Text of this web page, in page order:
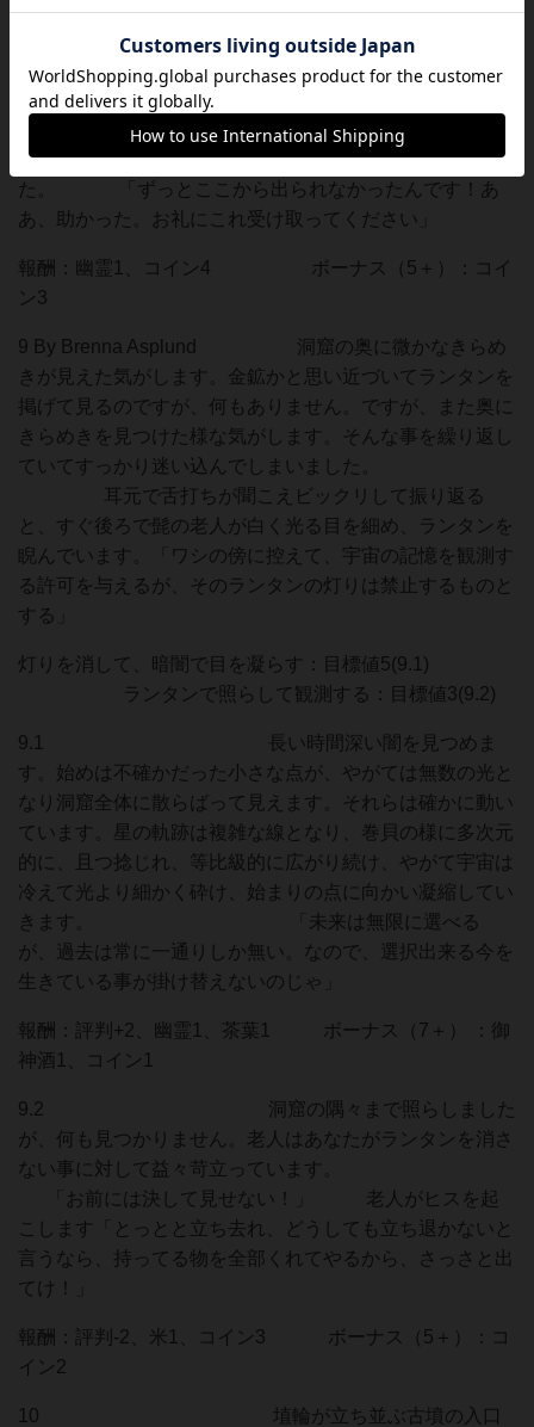
8.2 手探りで泥の中をまさぐる
と、何かに手首を掴まれます。驚いて手を引くと、泥の中
からあなたの手首を掴んだままの骸骨が飛び出して来まし
た。 「ずっとここから出られなかったんです！あ
あ、助かった。お礼にこれ受け取ってください」
報酬：幽霊1、コイン4 ボーナス（5＋）：コイ
ン3
9 By Brenna Asplund 洞窟の奥に微かなきらめ
きが見えた気がします。金鉱かと思い近づいてランタンを
掲げて見るのですが、何もありません。ですが、また奥に
きらめきを見つけた様な気がします。そんな事を繰り返し
ていてすっかり迷い込んでしまいました。
耳元で舌打ちが聞こえビックリして振り返る
と、すぐ後ろで髭の老人が白く光る目を細め、ランタンを
睨んでいます。「ワシの傍に控えて、宇宙の記憶を観測す
る許可を与えるが、そのランタンの灯りは禁止するものと
する」
灯りを消して、暗闇で目を凝らす：目標値5(9.1)
ランタンで照らして観測する：目標値3(9.2)
9.1 長い時間深い闇を見つめま
す。始めは不確かだった小さな点が、やがては無数の光と
なり洞窟全体に散らばって見えます。それらは確かに動い
ています。星の軌跡は複雑な線となり、巻貝の様に多次元
的に、且つ捻じれ、等比級的に広がり続け、やがて宇宙は
冷えて光より細かく砕け、始まりの点に向かい凝縮してい
きます。 「未来は無限に選べる
が、過去は常に一通りしか無い。なので、選択出来る今を
生きている事が掛け替えないのじゃ」
報酬：評判+2、幽霊1、茶葉1 ボーナス（7＋） ：御
神酒1、コイン1
9.2 洞窟の隅々まで照らしました
が、何も見つかりません。老人はあなたがランタンを消さ
ない事に対して益々苛立っています。
「お前には決して見せない！」 老人がヒスを起
こします「とっとと立ち去れ、どうしても立ち退かないと
言うなら、持ってる物を全部くれてやるから、さっさと出
てけ！」
報酬：評判-2、米1、コイン3 ボーナス（5＋）：コ
イン2
10 埴輪が立ち並ぶ古墳の入口